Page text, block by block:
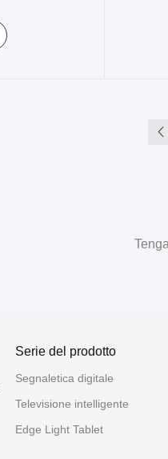
Serie del prodotto
Segnaletica digitale
Televisione intelligente
Edge Light Tablet